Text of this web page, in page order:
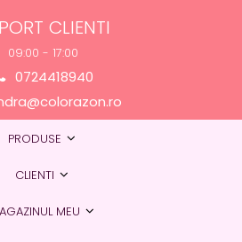
CLIENTI
09:00 - 17:00
0724418940
PRODUSE
CLIENTI
MEU